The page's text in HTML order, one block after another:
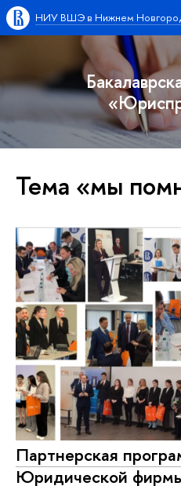
НИУ ВШЭ в Нижнем
Тема «мы
Партнерская
Юридической